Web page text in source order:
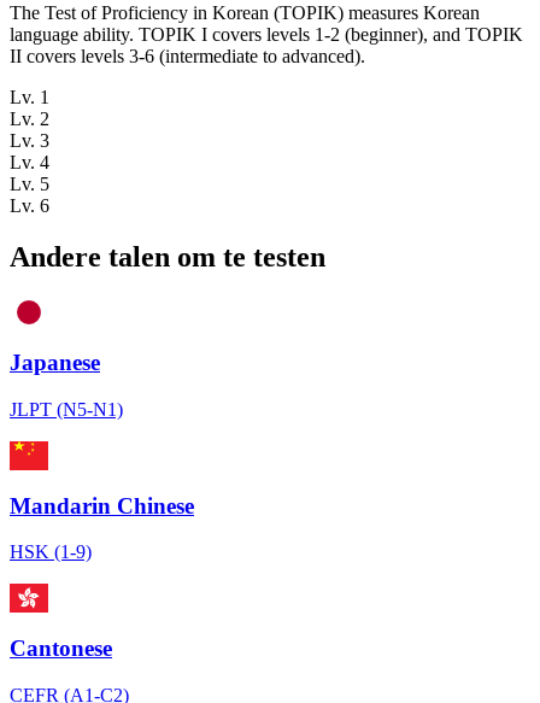
The Test of Proficiency in Korean (TOPIK) measures Korean
language ability. TOPIK I covers levels 1-2 (beginner), and TOPIK
II covers levels 3-6 (intermediate to advanced).
Lv. 1
Lv. 2
Lv. 3
Lv. 4
Lv. 5
Lv. 6
Andere talen om te testen
Japanese
JLPT (N5-N1)
Mandarin Chinese
HSK (1-9)
Cantonese
CEFR (A1-C2)